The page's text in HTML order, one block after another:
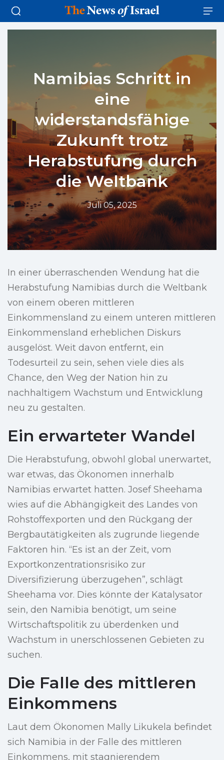
Namibias Schritt in
eine
widerstandsfähige
Zukunft trotz
Herabstufung durch
die Weltbank
Juli 05, 2025
In einer überraschenden Wendung hat die
Herabstufung Namibias durch die Weltbank
von einem oberen mittleren
Einkommensland zu einem unteren mittleren
Einkommensland erheblichen Diskurs
ausgelöst. Weit davon entfernt, ein
Todesurteil zu sein, sehen viele dies als
Chance, den Weg der Nation hin zu
nachhaltigem Wachstum und Entwicklung
neu zu gestalten.
Ein erwarteter Wandel
Die Herabstufung, obwohl global unerwartet,
war etwas, das Ökonomen innerhalb
Namibias erwartet hatten. Josef Sheehama
wies auf die Abhängigkeit des Landes von
Rohstoffexporten und den Rückgang der
Bergbautätigkeiten als zugrunde liegende
Faktoren hin. “Es ist an der Zeit, vom
Exportkonzentrationsrisiko zur
Diversifizierung überzugehen”, schlägt
Sheehama vor. Dies könnte der Katalysator
sein, den Namibia benötigt, um seine
Wirtschaftspolitik zu überdenken und
Wachstum in unerschlossenen Gebieten zu
suchen.
Die Falle des mittleren
Einkommens
Laut dem Ökonomen Mally Likukela befindet
sich Namibia in der Falle des mittleren
Einkommens, mit stagnierendem